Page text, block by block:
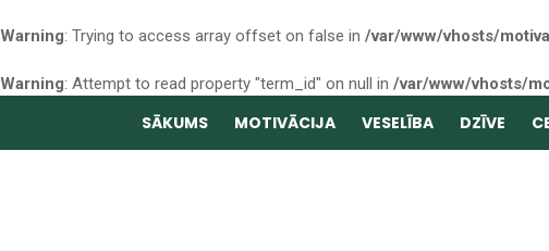
Warning: Trying to access array offset on false in /var/www/vhosts/
Warning: Attempt to read property "term_id" on null in /var/www/vhosts/
SĀKUMS MOTIVĀCIJA VESELĪBA DZĪVE